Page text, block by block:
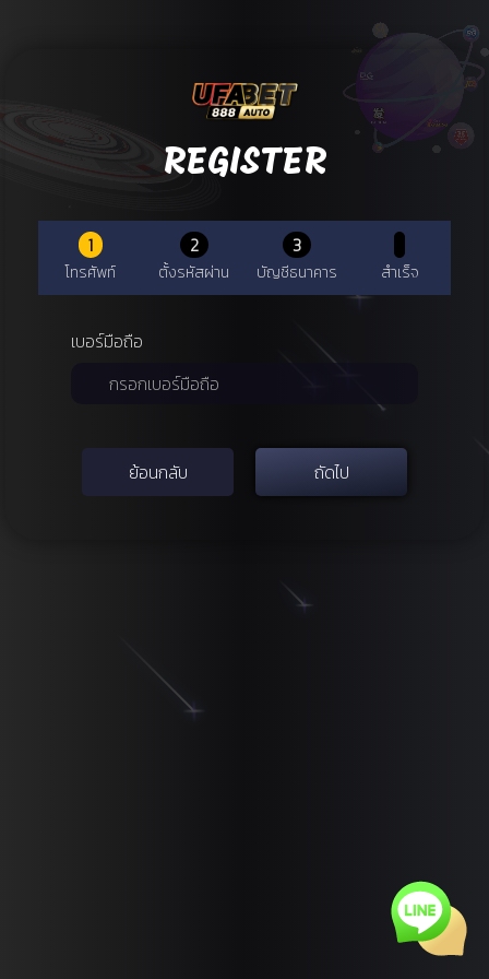
REGISTER
1
โทรศัพท์
2
ตั้งรหัสผ่าน
3
บัญชีธนาคาร สำเร็จ
เบอร์มือถือ
ย้อนกลับ ถัดไป